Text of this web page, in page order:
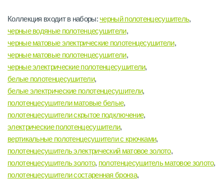
Коллекция входит в наборы:черный полотенцесушитель,
черные водяные полотенцесушители,
черные матовые электрические полотенцесушители,
черные матовые полотенцесушители,
черные электрические полотенцесушители,
белые полотенцесушители,
белые электрические полотенцесушители,
полотенцесушители матовые белые,
полотенцесушители скрытое подключение,
электрические полотенцесушители,
вертикальные полотенцесушители с крючками,
полотенцесушитель электрический матовое золото,
полотенцесушитель золото, полотенцесушитель матовое золото,
полотенцесушители состаренная бронза,